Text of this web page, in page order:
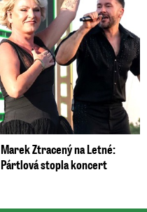
Marek Ztracený na Letné:
Pártlová stopla koncert